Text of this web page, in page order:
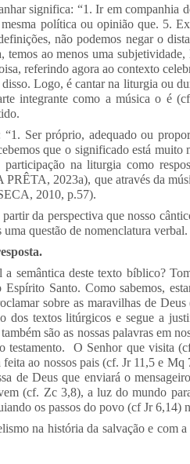
significa: “1. Ir em companhia
política ou opinião que. 5.
não podemos negar o
ao menos uma
referindo agora ao contexto
Logo, é cantar na liturgia ou
integrante como a música o é
Ser próprio, adequado ou
que o significado está muito
na liturgia como
2023a), que através da
2010, p.57).
da perspectiva que nosso
questão de nomenclatura verbal.
semântica deste texto bíblico?
Santo. Como sabemos,
sobre as maravilhas de
textos litúrgicos e segue a
são as nossas palavras em
testamento. O Senhor que visita
ao nossos pais (cf. Jr 11,5 e
de Deus que enviará o
(cf. Zc 3,8), a luz do mundo
os passos do povo (cf Jr 6,14)
na história da salvação e com